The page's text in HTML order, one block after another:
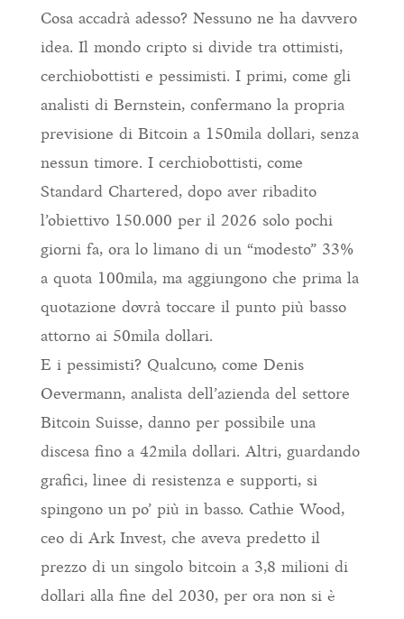
Cosa accadrà adesso? Nessuno ne ha davvero
idea. Il mondo cripto si divide tra ottimisti,
cerchiobottisti e pessimisti. I primi, come gli
analisti di Bernstein, confermano la propria
previsione di Bitcoin a 150mila dollari, senza
nessun timore. I cerchiobottisti, come
Standard Chartered, dopo aver ribadito
l’obiettivo 150.000 per il 2026 solo pochi
giorni fa, ora lo limano di un “modesto” 33%
a quota 100mila, ma aggiungono che prima la
quotazione dovrà toccare il punto più basso
attorno ai 50mila dollari.
E i pessimisti? Qualcuno, come Denis
Oevermann, analista dell’azienda del settore
Bitcoin Suisse, danno per possibile una
discesa fino a 42mila dollari. Altri, guardando
grafici, linee di resistenza e supporti, si
spingono un po’ più in basso. Cathie Wood,
ceo di Ark Invest, che aveva predetto il
prezzo di un singolo bitcoin a 3,8 milioni di
dollari alla fine del 2030, per ora non si è